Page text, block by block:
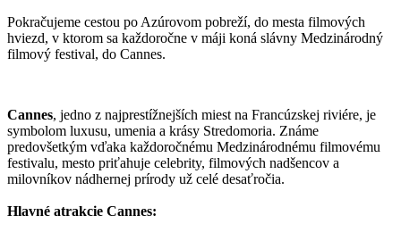
Pokračujeme cestou po Azúrovom pobreží, do mesta filmových
hviezd, v ktorom sa každoročne v máji koná slávny Medzinárodný
filmový festival, do Cannes.
Cannes, jedno z najprestížnejších miest na Francúzskej riviére, je
symbolom luxusu, umenia a krásy Stredomoria. Známe
predovšetkým vďaka každoročnému Medzinárodnému filmovému
festivalu, mesto priťahuje celebrity, filmových nadšencov a
milovníkov nádhernej prírody už celé desaťročia.
Hlavné atrakcie Cannes: